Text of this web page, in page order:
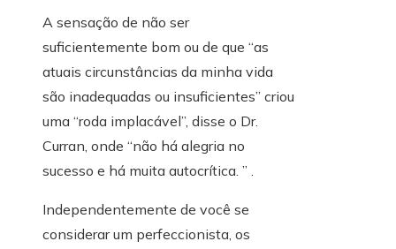
A sensação de não ser
suficientemente bom ou de que “as
atuais circunstâncias da minha vida
são inadequadas ou insuficientes” criou
uma “roda implacável”, disse o Dr.
Curran, onde “não há alegria no
sucesso e há muita autocrítica. ” .
Independentemente de você se
considerar um perfeccionista, os